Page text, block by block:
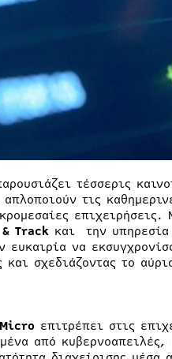
τέσσερις
τις
& Track και την
ευκαιρία να
και σχεδιάζοντας το
Micro επιτρέπει στις
από